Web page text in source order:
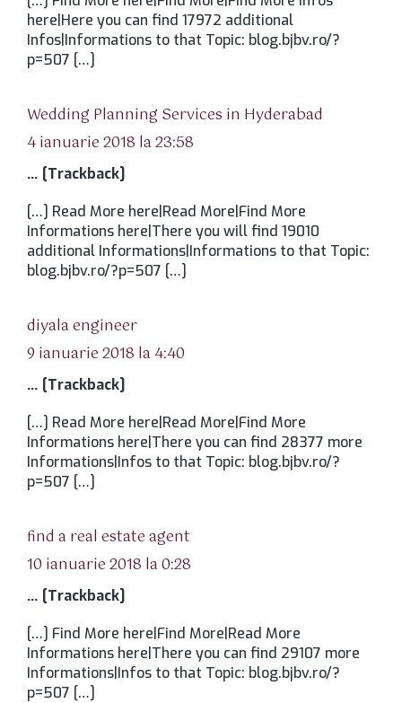
here|Here you can find 17972 additional
Infos|Informations to that Topic: blog.bjbv.ro/?
p=507 […]
Wedding Planning Services in Hyderabad
4 ianuarie 2018 la 23:58
… [Trackback]
[…] Read More here|Read More|Find More
Informations here|There you will find 19010
additional Informations|Informations to that Topic:
blog.bjbv.ro/?p=507 […]
diyala engineerspune:
9 ianuarie 2018 la 4:40
… [Trackback]
[…] Read More here|Read More|Find More
Informations here|There you can find 28377 more
Informations|Infos to that Topic: blog.bjbv.ro/?
p=507 […]
find a real estate agent
10 ianuarie 2018 la 0:28
… [Trackback]
[…] Find More here|Find More|Read More
Informations here|There you can find 29107 more
Informations|Infos to that Topic: blog.bjbv.ro/?
p=507 […]